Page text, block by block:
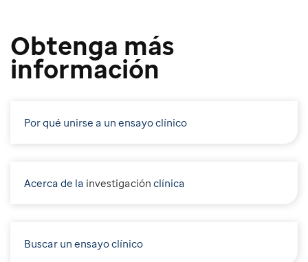
Obtenga más
información
Por qué unirse a un ensayo clínico
Acerca de la investigación clínica
Buscar un ensayo clínico